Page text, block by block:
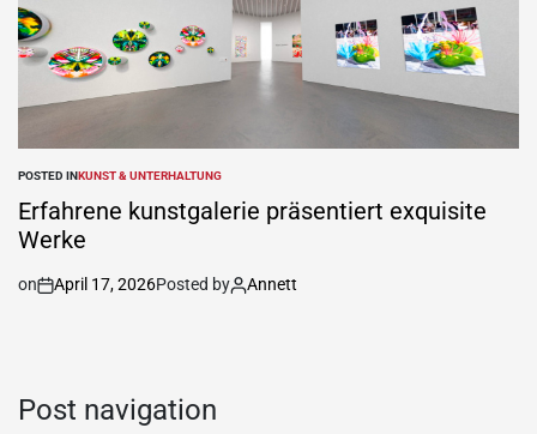
POSTED INKUNST & UNTERHALTUNG
Erfahrene kunstgalerie präsentiert exquisite
Werke
on April 17, 2026Posted by Annett
Post navigation